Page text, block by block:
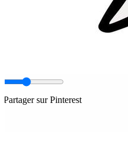
Partager sur Pinterest